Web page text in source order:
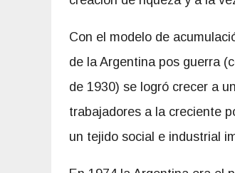
Con el modelo de
de la Argentina pos guerra
de 1930) se logró crecer a
trabajadores a la creciente
un tejido social e industrial